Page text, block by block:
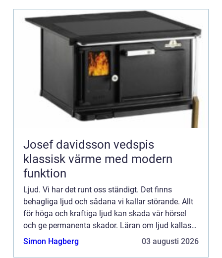
Josef davidsson vedspis
klassisk värme med modern
funktion
Ljud. Vi har det runt oss ständigt. Det finns
behagliga ljud och sådana vi kallar störande. Allt
för höga och kraftiga ljud kan skada vår hörsel
och ge permanenta skador. Läran om ljud kallas
akustik och prec...
Simon Hagberg 03 augusti 2026